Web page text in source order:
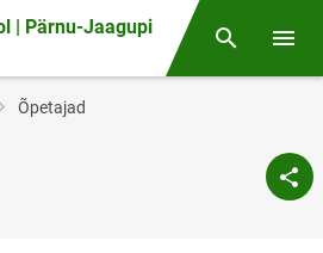
| Pärnu-Jaagupi
Otsing
Õpetajad